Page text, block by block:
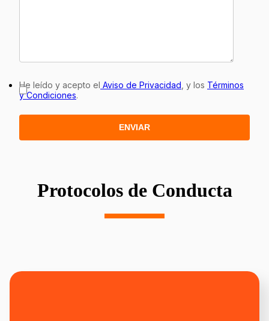
He leído y acepto el Aviso de Privacidad , y los Términos
y Condiciones.
Protocolos de Conducta